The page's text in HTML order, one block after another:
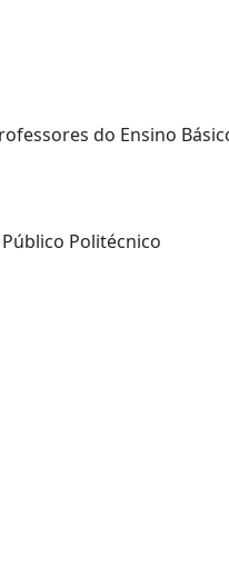
do Ensino
Politécnico